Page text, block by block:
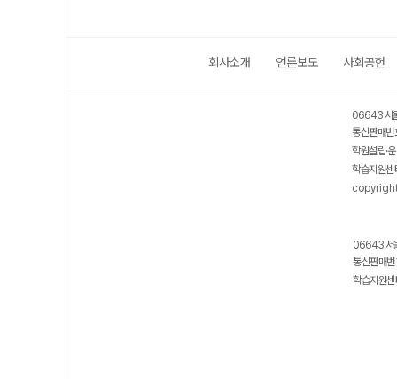
회사소개 언론보도 사회공헌
06643 서
통신판매
학원설립·
학습지원
06643 서
통신판매
학습지원